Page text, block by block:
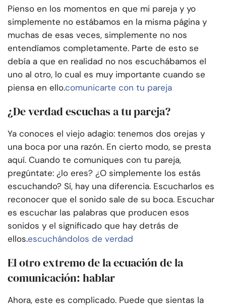
Pienso en los momentos en que mi pareja y yo
simplemente no estábamos en la misma página y
muchas de esas veces, simplemente no nos
entendíamos completamente. Parte de esto se
debía a que en realidad no nos escuchábamos el
uno al otro, lo cual es muy importante cuando se
piensa en ello.comunicarte con tu pareja
¿De verdad escuchas a tu pareja?
Ya conoces el viejo adagio: tenemos dos orejas y
una boca por una razón. En cierto modo, se presta
aquí. Cuando te comuniques con tu pareja,
pregúntate: ¿lo eres? ¿O simplemente los estás
escuchando? Sí, hay una diferencia. Escucharlos es
reconocer que el sonido sale de su boca. Escuchar
es escuchar las palabras que producen esos
sonidos y el significado que hay detrás de
ellos.escuchándolos de verdad
El otro extremo de la ecuación de la
comunicación: hablar
Ahora, este es complicado. Puede que sientas la